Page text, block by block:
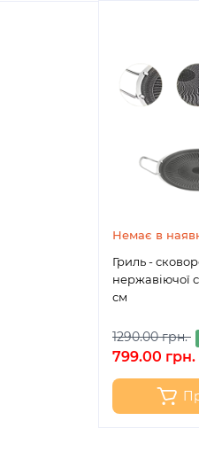
Немає в
Гриль -
нержавіючої
см
1290.00 грн.
799.00 грн.